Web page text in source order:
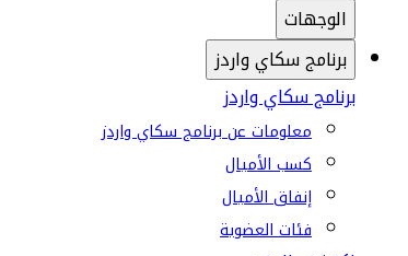
الوجهات
برنامج سكاي واردز
برنامج سكاي واردز
معلومات عن برنامج سكاي واردز
كسب الأميال
إنفاق الأميال
فئات العضوية